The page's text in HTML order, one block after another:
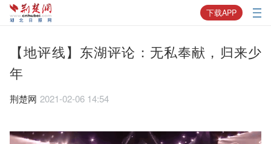
下载APP
【地评线】东湖评论：无私奉献，归来少
年
荆楚网 2021-02-06 14:54